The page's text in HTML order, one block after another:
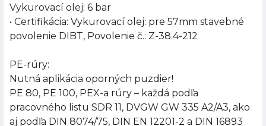
Vykurovací olej: 6 bar
• Certifikácia: Vykurovací olej: pre 57mm stavebné
povolenie DIBT, Povolenie č.: Z-38.4-212
PE-rúry:
Nutná aplikácia oporných puzdier!
PE 80, PE 100, PEX-a rúry – každá podľa
pracovného listu SDR 11, DVGW GW 335 A2/A3, ako
aj podľa DIN 8074/75, DIN EN 12201-2 a DIN 16893